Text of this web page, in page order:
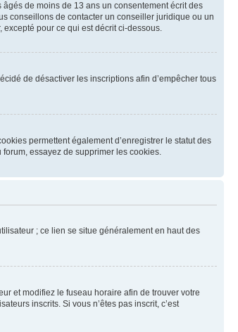
de moins de 13 ans un consentement écrit des
conseillons de contacter un conseiller juridique ou un
excepté pour ce qui est décrit ci-dessous.
de désactiver les inscriptions afin d’empêcher tous
permettent également d’enregistrer le statut des
essayez de supprimer les cookies.
; ce lien se situe généralement en haut des
et modifiez le fuseau horaire afin de trouver votre
inscrits. Si vous n’êtes pas inscrit, c’est